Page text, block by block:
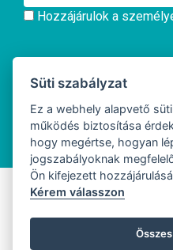
Hozzájárulok a
Minden jogot a Zapper technology
Süti szabályzat
Ez a webhely alapvető
működés biztosítása
hogy megértse, hogyan
jogszabályoknak
Ön kifejezett
Kérem válasszon